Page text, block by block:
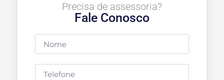
Precisa de assessoria?
Fale Conosco